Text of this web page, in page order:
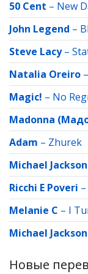
50 Cent – New
John Legend –
Steve Lacy–
Natalia Oreiro –
Magic! – No
Madonna
Adam – Zhurek
Michael
Ricchi E Poveri –
Melanie C – I
Michael
Новые